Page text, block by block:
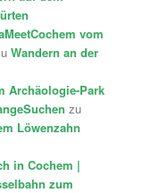
vom
Wandern an der
Archäologie-Park
zu
Löwenzahn
in Cochem |
zum